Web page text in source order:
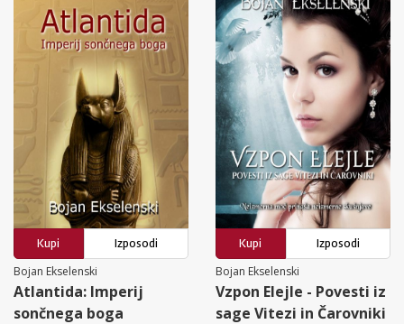
Kupi
Izposodi
Bojan Ekselenski
Atlantida: Imperij
sončnega boga
Kupi
Izposodi
Bojan Ekselenski
Vzpon Elejle - Povesti iz
sage Vitezi in Čarovniki